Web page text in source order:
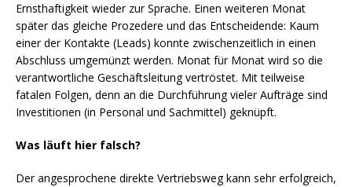
Ernsthaftigkeit wieder zur Sprache. Einen weiteren Monat
später das gleiche Prozedere und das Entscheidende: Kaum
einer der Kontakte (Leads) konnte zwischenzeitlich in einen
Abschluss umgemünzt werden. Monat für Monat wird so die
verantwortliche Geschäftsleitung vertröstet. Mit teilweise
fatalen Folgen, denn an die Durchführung vieler Aufträge sind
Investitionen (in Personal und Sachmittel) geknüpft.
Was läuft hier falsch?
Der angesprochene direkte Vertriebsweg kann sehr erfolgreich,